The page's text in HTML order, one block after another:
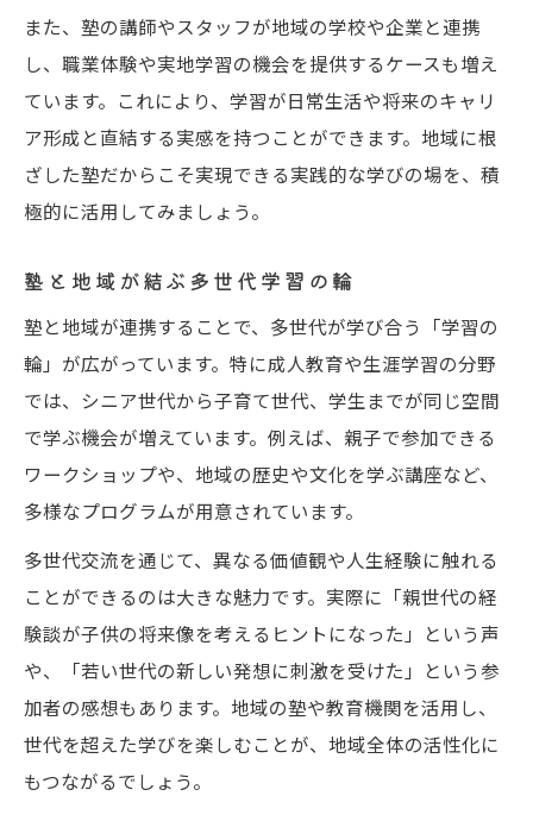
また、塾の講師やスタッフが地域の学校や企業と連携
し、職業体験や実地学習の機会を提供するケースも増え
ています。これにより、学習が日常生活や将来のキャリ
ア形成と直結する実感を持つことができます。地域に根
ざした塾だからこそ実現できる実践的な学びの場を、積
極的に活用してみましょう。
塾と地域が結ぶ多世代学習の輪
塾と地域が連携することで、多世代が学び合う「学習の
輪」が広がっています。特に成人教育や生涯学習の分野
では、シニア世代から子育て世代、学生までが同じ空間
で学ぶ機会が増えています。例えば、親子で参加できる
ワークショップや、地域の歴史や文化を学ぶ講座など、
多様なプログラムが用意されています。
多世代交流を通じて、異なる価値観や人生経験に触れる
ことができるのは大きな魅力です。実際に「親世代の経
験談が子供の将来像を考えるヒントになった」という声
や、「若い世代の新しい発想に刺激を受けた」という参
加者の感想もあります。地域の塾や教育機関を活用し、
世代を超えた学びを楽しむことが、地域全体の活性化に
もつながるでしょう。